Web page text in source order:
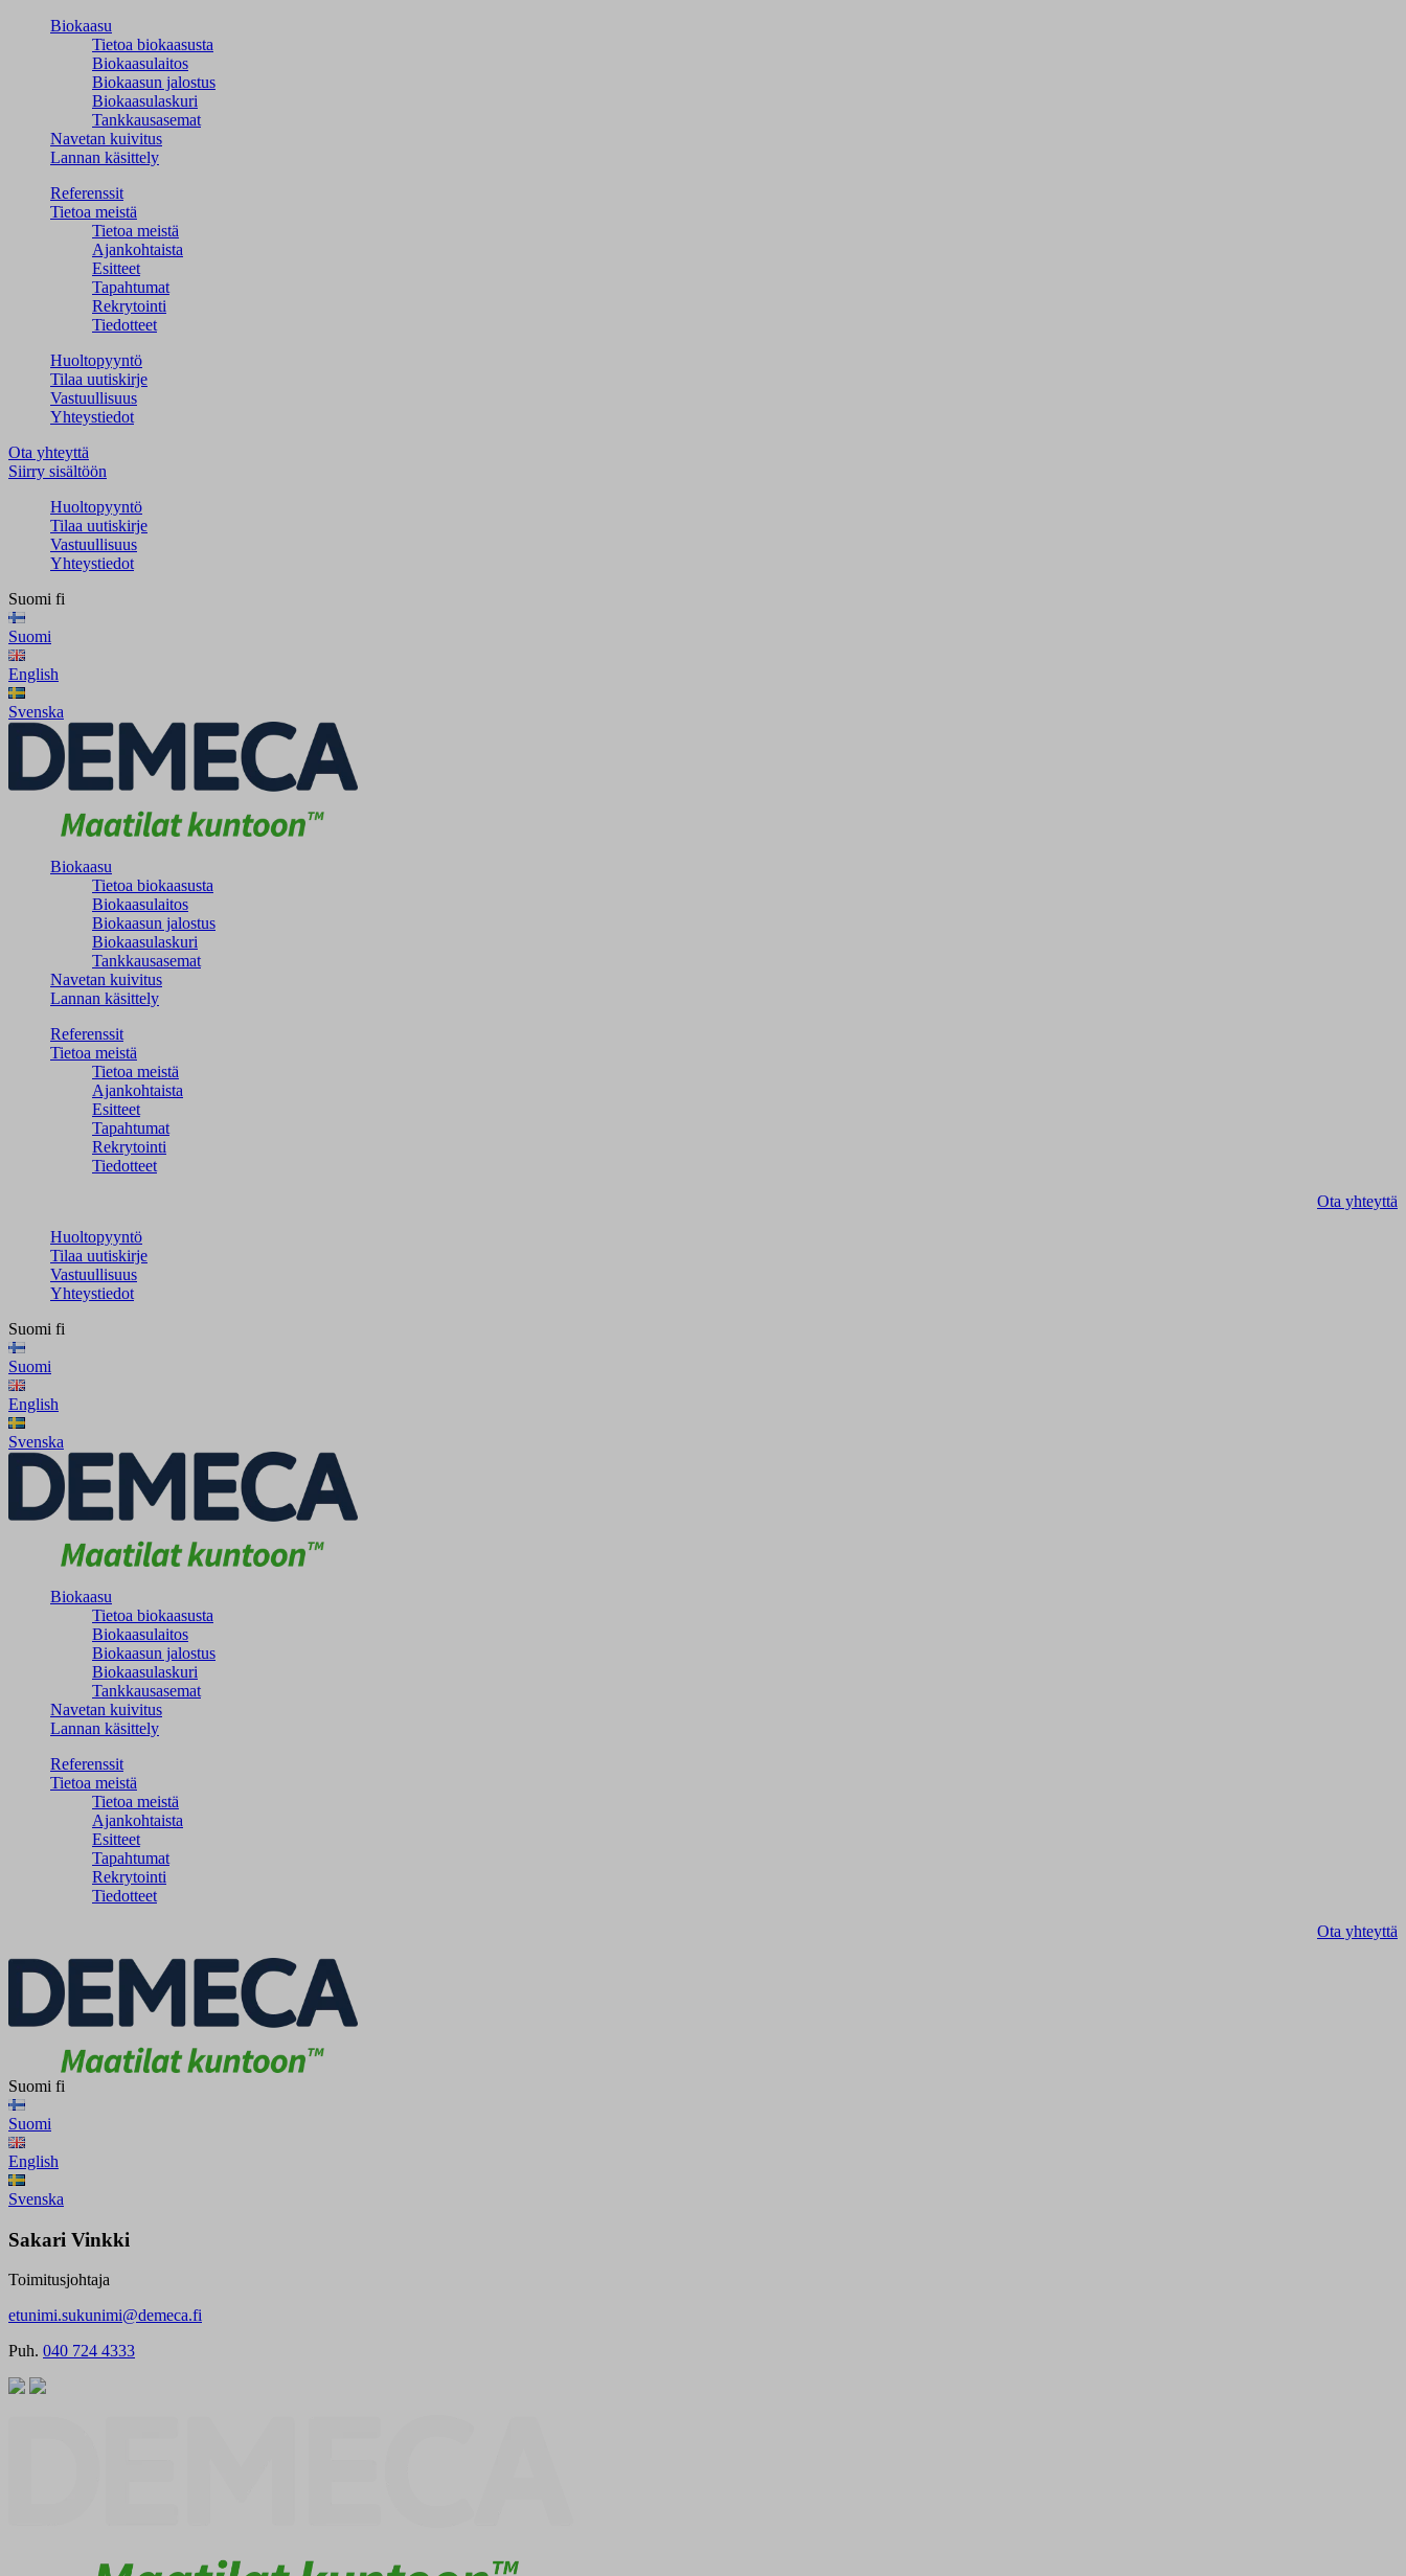
Biokaasu
Tietoa biokaasusta
Biokaasulaitos
Biokaasun jalostus
Biokaasulaskuri
Tankkausasemat
Navetan kuivitus
Lannan käsittely
Referenssit
Tietoa meistä
Tietoa meistä
Ajankohtaista
Esitteet
Tapahtumat
Rekrytointi
Tiedotteet
Huoltopyyntö
Tilaa uutiskirje
Vastuullisuus
Yhteystiedot
Ota yhteyttä
Siirry sisältöön
Huoltopyyntö
Tilaa uutiskirje
Vastuullisuus
Yhteystiedot
Suomi fi
Suomi
English
Svenska
Biokaasu
Tietoa biokaasusta
Biokaasulaitos
Biokaasun jalostus
Biokaasulaskuri
Tankkausasemat
Navetan kuivitus
Lannan käsittely
Referenssit
Tietoa meistä
Tietoa meistä
Ajankohtaista
Esitteet
Tapahtumat
Rekrytointi
Tiedotteet
Ota yhteyttä
Huoltopyyntö
Tilaa uutiskirje
Vastuullisuus
Yhteystiedot
Suomi fi
Suomi
English
Svenska
Biokaasu
Tietoa biokaasusta
Biokaasulaitos
Biokaasun jalostus
Biokaasulaskuri
Tankkausasemat
Navetan kuivitus
Lannan käsittely
Referenssit
Tietoa meistä
Tietoa meistä
Ajankohtaista
Esitteet
Tapahtumat
Rekrytointi
Tiedotteet
Ota yhteyttä
Suomi fi
Suomi
English
Svenska
Sakari Vinkki
Toimitusjohtaja
etunimi.sukunimi@demeca.fi
Puh. 040 724 4333